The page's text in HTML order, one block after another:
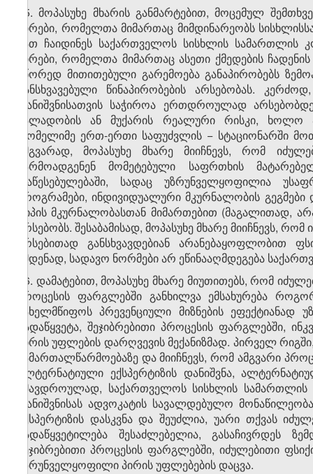
15. მოპასუხე მხარის განმარტებით, მოცემულ
პირები, რომელთა მიმართაც მიმდინარეობს
მათ ჩაიდინეს საქართველოს სისხლის
პირები, რომელთა მიმართაც ასეთი ქმედების
სწორედ მითითებული გარემოება განაპირობებს
განსხვავებული წინაპირობების არსებობას.
დანიშვნისათვის საჭიროა ერთდროულად
ძალადობის ან მუქარის რეალური რისკი, ხოლო
რომელიმე ერთ-ერთი საფუძვლის − სტაციონარში
ამგვარად, მოპასუხე მხარე მიიჩნევს, რომ
წარმოადგენენ მომეტებული საფრთხის
დაწესებულებაში, სადაც უზრუნველყოფილია
პროგრამები, ინდივიდუალური მკურნალობის
ტიპის მკურნალობასთან მიმართებით (მაგალითად,
არსებობს. შესაბამისად, მოპასუხე მხარე მიიჩნევს,
არსებითად განსხვავდებიან არანებაყოფლობით
ამდენად, სადავო ნორმები არ ეწინააღმდეგება
16. დამატებით, მოპასუხე მხარე მიუთითებს, რომ
პროცესის ფარგლებში განხილვა ემსახურება
სახელმწიფოს პრევენციული მიზნების
გადაწყვეტა, შეჯიბრებითი პროცესის ფარგლებში,
პირის უფლების დარღვევის მექანიზმად. პირველ
სამართალწარმოებაზე და მიიჩნევს, რომ ამგვარი
ალტერნატიული ექსპერტიზის დანიშვნა,
ამავდროულად, საქართველოს სისხლის სამართლის
დანიშვნისას ადვოკატის სავალდებულო
ექსპერტიზის დასკვნა და შეუძლია, უარი თქვას
გადაწყვეტილება შესაძლებელია, გასაჩივრდეს
შეჯიბრებითი პროცესის ფარგლებში, იძულებითი
უზრუნველყოფილი პირის უფლებების დაცვა.